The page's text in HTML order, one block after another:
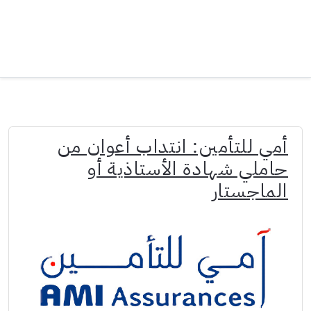
أمي للتأمين: انتداب أعوان من
حاملي شهادة الأستاذية أو
الماجستار